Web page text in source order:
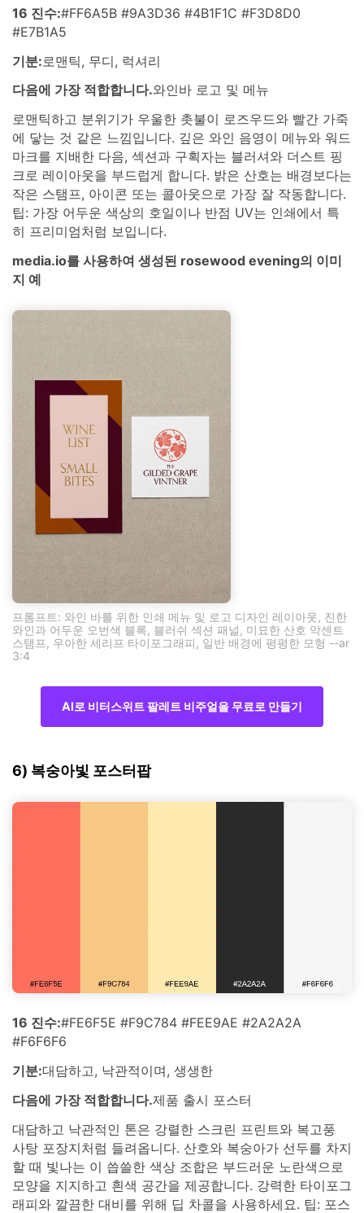
16 진수:#FF6A5B #9A3D36 #4B1F1C #F3D8D0
#E7B1A5
기분: 로맨틱, 무디, 럭셔리
다음에 가장 적합합니다.와인바 로고 및 메뉴
로맨틱하고 분위기가 우울한 촛불이 로즈우드와 빨간 가죽
에 닿는 것 같은 느낌입니다. 깊은 와인 음영이 메뉴와 워드
마크를 지배한 다음, 섹션과 구획자는 블러셔와 더스트 핑
크로 레이아웃을 부드럽게 합니다. 밝은 산호는 배경보다는
작은 스탬프, 아이콘 또는 콜아웃으로 가장 잘 작동합니다.
팁: 가장 어두운 색상의 호일이나 반점 UV는 인쇄에서 특
히 프리미엄처럼 보입니다.
media.io를 사용하여 생성된 rosewood evening의 이미
지 예
프롬프트: 와인 바를 위한 인쇄 메뉴 및 로고 디자인 레이아웃, 진한
와인과 어두운 오번색 블록, 블러쉬 섹션 패널, 미묘한 산호 악센트
스탬프, 우아한 세리프 타이포그래피, 일반 배경에 평평한 모형 --ar
3:4
AI로 비터스위트 팔레트 비주얼을 무료로 만들기
6) 복숭아빛 포스터팝
16 진수:#FE6F5E #F9C784 #FEE9AE #2A2A2A
#F6F6F6
기분:대담하고, 낙관적이며, 생생한
다음에 가장 적합합니다.제품 출시 포스터
대담하고 낙관적인 톤은 강렬한 스크린 프린트와 복고풍
사탕 포장지처럼 들려옵니다. 산호와 복숭아가 선두를 차지
할 때 빛나는 이 씁쓸한 색상 조합은 부드러운 노란색으로
모양을 지지하고 흰색 공간을 제공합니다. 강력한 타이포그
래피와 깔끔한 대비를 위해 딥 차콜을 사용하세요. 팁: 포스